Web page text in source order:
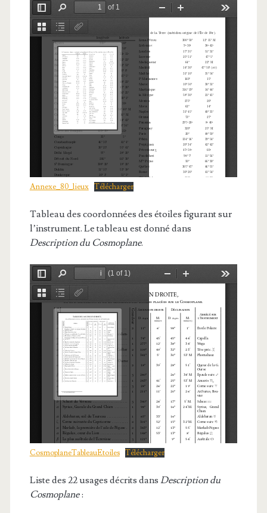
Annexe_80_lieux Télécharger
Tableau des coordonnées des étoiles figurant sur
l’instrument. Le tableau est donné dans
Description du Cosmoplane.
CosmoplaneTableauEtoiles Télécharger
Liste des 22 usages décrits dans Description du
Cosmoplane: